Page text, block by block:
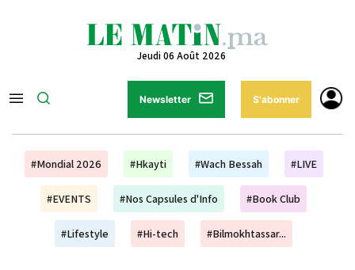
Jeudi 06 Août 2026
Newsletter S'abonner
#Mondial 2026 #Hkayti #Wach Bessah #LIVE
#EVENTS #Nos Capsules d'Info #Book Club
#Lifestyle #Hi-tech #Bilmokhtassar...